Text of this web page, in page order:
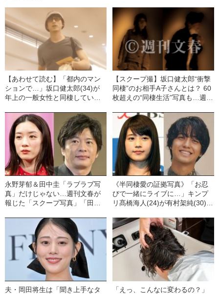
【あわせて読む】「都内のマン
ションで…」坂口健太郎(34)が
年上の一般女性と同棲してい
【スクープ撮】坂口健太郎“衝撃
同棲”のお相手A子さんとは？ 60
枚超えの“同棲生活”写真も…週刊
永野芽郁＆田中圭「ラブラブ写
真」だけじゃない…週刊文春が
報じた「スクープ写真」「田中
《半同棲愛の証拠写真》「お忍
びで一緒にライブに…」キンプ
リ髙橋海人(24)が有村架純(30)
切れなかった」
夫・岡田将生は「聞き上手なタ
「えっ、こんなに変わるの？」